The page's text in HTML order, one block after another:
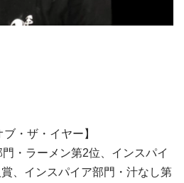
・ザ・イヤー】
・ラーメン第2位、インスパイ
、インスパイア部門・汁なし第